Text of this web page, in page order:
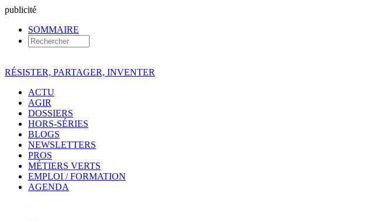
publicité
SOMMAIRE
RÉSISTER, PARTAGER, INVENTER
ACTU
AGIR
DOSSIERS
HORS-SÉRIES
BLOGS
NEWSLETTERS
PROS
MÉTIERS VERTS
EMPLOI / FORMATION
AGENDA